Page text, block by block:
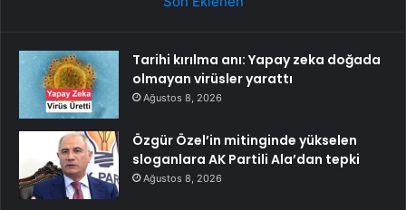
Tarihi kırılma anı: Yapay zeka doğada
olmayan virüsler yarattı
Ağustos 8, 2026
Özgür Özel’in mitinginde yükselen
sloganlara AK Partili Ala’dan tepki
Ağustos 8, 2026